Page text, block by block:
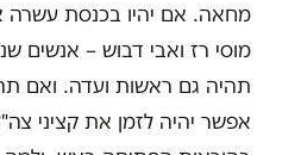
מחאה. אם יהיו בכנסת עשרה
מוסי רז ואבי דבוש – אנשים
תהיה גם ראשות ועדה. ואם
אפשר יהיה לזמן את קציני